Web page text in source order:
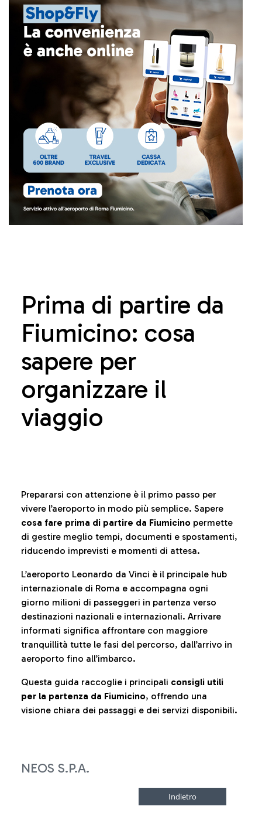
Prima di partire da
Fiumicino: cosa
sapere per
organizzare il
viaggio
Prepararsi con attenzione è il primo passo per
vivere l’aeroporto in modo più semplice. Sapere
cosa fare prima di partire da Fiumicino permette
di gestire meglio tempi, documenti e spostamenti,
riducendo imprevisti e momenti di attesa.
L’aeroporto Leonardo da Vinci è il principale hub
internazionale di Roma e accompagna ogni
giorno milioni di passeggeri in partenza verso
destinazioni nazionali e internazionali. Arrivare
informati significa affrontare con maggiore
tranquillità tutte le fasi del percorso, dall’arrivo in
aeroporto fino all’imbarco.
Questa guida raccoglie i principali consigli utili
per la partenza da Fiumicino, offrendo una
visione chiara dei passaggi e dei servizi disponibili.
NEOS S.P.A.